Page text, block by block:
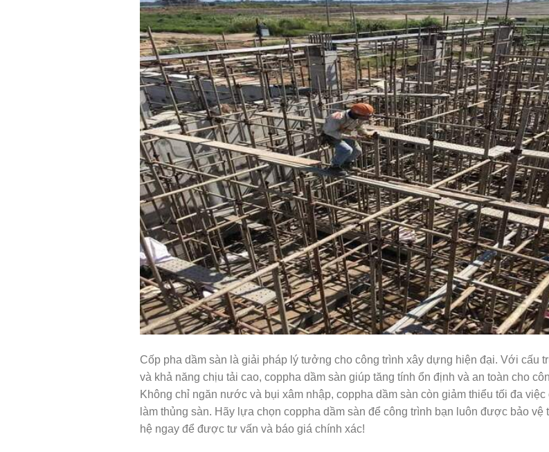
Cốp pha dầm sàn là giải pháp lý tưởng cho công trình xây dựng hiện đại. Với cấu
và khả năng chịu tải cao, coppha dầm sàn giúp tăng tính ổn định và an toàn cho
Không chỉ ngăn nước và bụi xâm nhập, coppha dầm sàn còn giảm thiểu tối đa việc
làm thủng sàn. Hãy lựa chọn coppha dầm sàn để công trình bạn luôn được bảo vệ
hệ ngay để được tư vấn và báo giá chính xác!